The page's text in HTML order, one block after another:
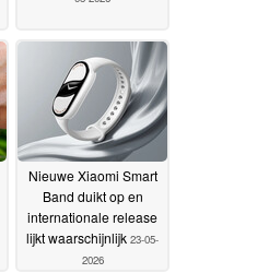
Nieuwe Xiaomi Smart
Band duikt op en
internationale release
lijkt waarschijnlijk 23-05-
2026